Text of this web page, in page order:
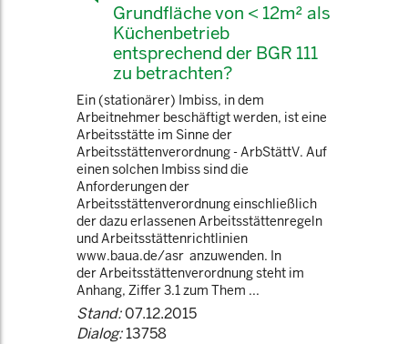
Grundfläche von < 12m² als
Küchenbetrieb
entsprechend der BGR 111
zu betrachten?
Ein (stationärer) Imbiss, in dem
Arbeitnehmer beschäftigt werden, ist eine
Arbeitsstätte im Sinne der
Arbeitsstättenverordnung - ArbStättV. Auf
einen solchen Imbiss sind die
Anforderungen der
Arbeitsstättenverordnung einschließlich
der dazu erlassenen Arbeitsstättenregeln
und Arbeitsstättenrichtlinien
www.baua.de/asr anzuwenden. In
der Arbeitsstättenverordnung steht im
Anhang, Ziffer 3.1 zum Them ...
Stand:07.12.2015
Dialog:13758